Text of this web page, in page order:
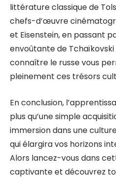
littérature classique de
chefs-d’œuvre
et Eisenstein, en passant
envoûtante de
connaître le russe vous
pleinement ces trésors
En conclusion,
plus qu’une simple
immersion dans une
qui élargira vos horizons
Alors lancez-vous dans
captivante et découvrez